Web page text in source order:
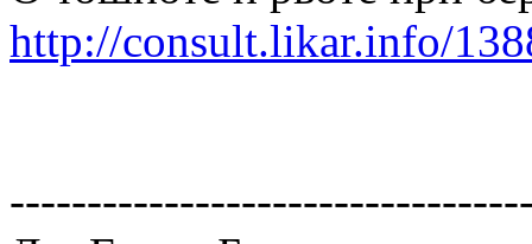
http://consult.likar.info/